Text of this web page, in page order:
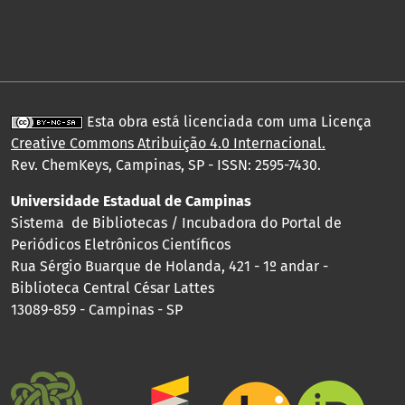
Esta obra está licenciada com uma Licença
Creative Commons Atribuição 4.0 Internacional.
Rev. ChemKeys, Campinas, SP - ISSN: 2595-7430.
Universidade Estadual de Campinas
Sistema de Bibliotecas / Incubadora do Portal de
Periódicos Eletrônicos Científicos
Rua Sérgio Buarque de Holanda, 421 - 1º andar -
Biblioteca Central César Lattes
13089-859 - Campinas - SP